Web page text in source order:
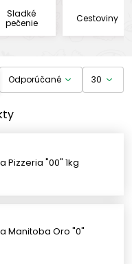
Sladké
pečenie
Cestoviny
Pizzeria "00" 1kg
Manitoba Oro "0"